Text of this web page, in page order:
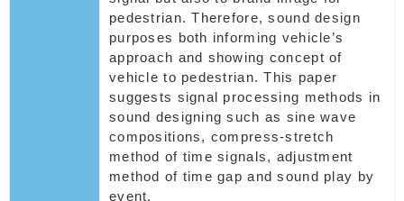
pedestrian. Therefore, sound design
purposes both informing vehicle’s
approach and showing concept of
vehicle to pedestrian. This paper
suggests signal processing methods in
sound designing such as sine wave
compositions, compress-stretch
method of time signals, adjustment
method of time gap and sound play by
event.